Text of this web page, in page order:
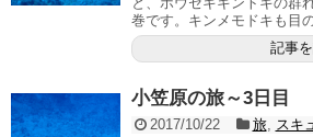
巻です。キンメモドキも目
記事
小笠原の旅～3日目
2017/10/22 旅,
スキ